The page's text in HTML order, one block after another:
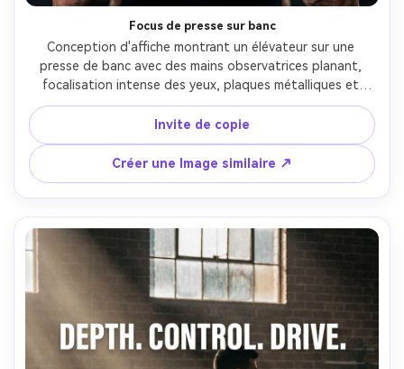
Focus de presse sur banc
Conception d'affiche montrant un élévateur sur une
presse de banc avec des mains observatrices planant,
focalisation intense des yeux, plaques métalliques et
détails de chevelage de la barre, lumières de gymnase
supérieures créant des points forts, profondeur de
champ peu profonde, titre: "Restez sous la barre", sous-
texte: "La pression construit la force.", type blanc
audacieux sur fond sombre, détail photoréaliste, Nikon
Z9, 85mm f/1.8, encadrement vertical- -ar 4:5
Invite de copie
Créer une Image similaire ↗